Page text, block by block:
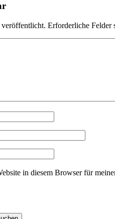
Erforderliche Felder
in diesem Browser für